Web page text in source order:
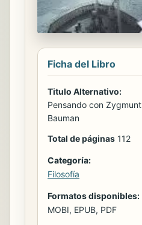
Ficha del Libro
Titulo Alternativo:
Pensando con Zygmunt
Bauman
Total de páginas 112
Categoría:
Filosofía
Formatos disponibles:
MOBI, EPUB, PDF